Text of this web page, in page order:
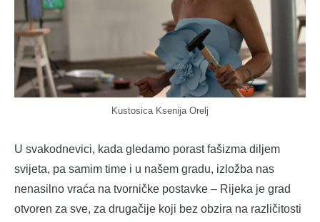
Kustosica Ksenija Orelj
U svakodnevici, kada gledamo porast fašizma diljem
svijeta, pa samim time i u našem gradu, izložba nas
nenasilno vraća na tvorničke postavke – Rijeka je grad
otvoren za sve, za drugačije koji bez obzira na različitosti